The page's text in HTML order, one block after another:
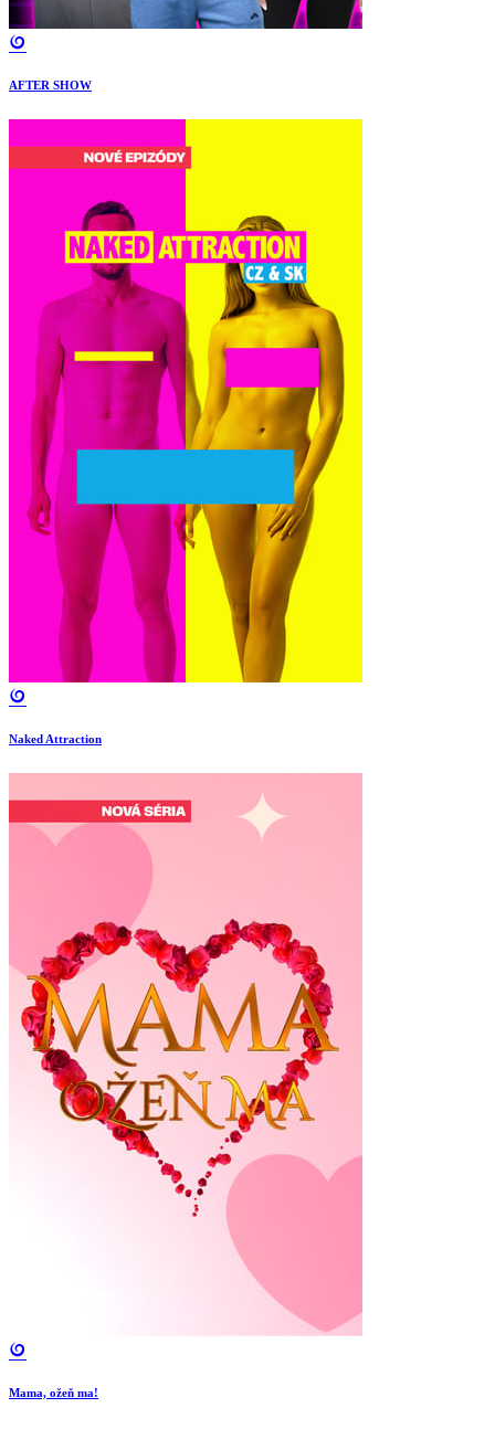
AFTER SHOW
Naked Attraction
Mama, ožeň ma!